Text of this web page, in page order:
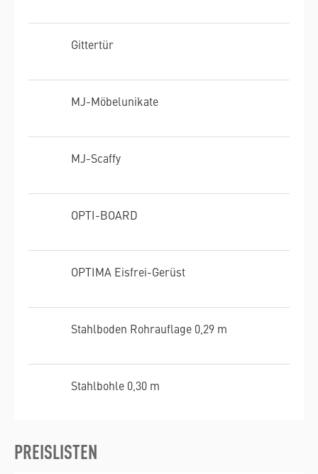
Gittertür
MJ-Möbelunikate
MJ-Scaffy
OPTI-BOARD
OPTIMA Eisfrei-Gerüst
Stahlboden Rohrauflage 0,29 m
Stahlbohle 0,30 m
PREISLISTEN